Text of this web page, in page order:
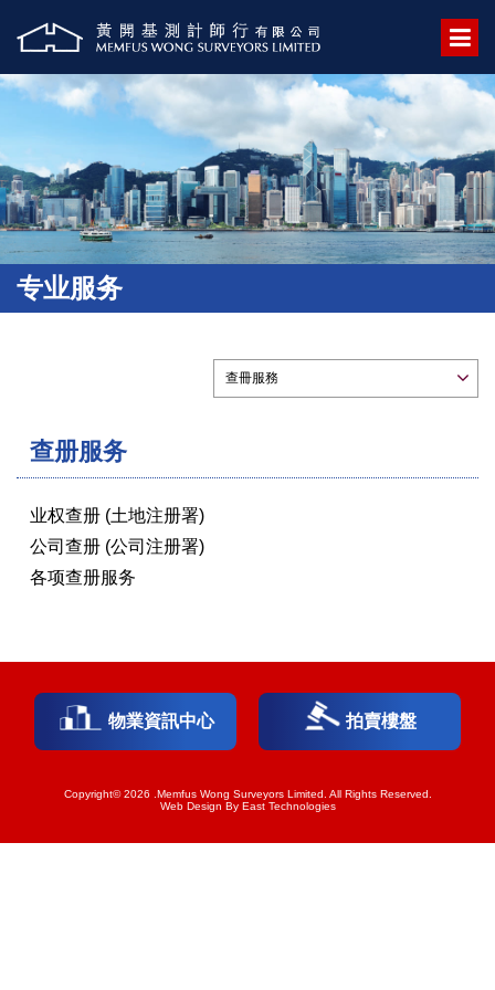
专业服务
查册服务
业权查册 (土地注册署)
公司查册 (公司注册署)
各项查册服务
物業資訊中心 拍賣樓盤
Copyright© 2026 .Memfus Wong Surveyors Limited. All Rights Reserved.
Web Design By East Technologies